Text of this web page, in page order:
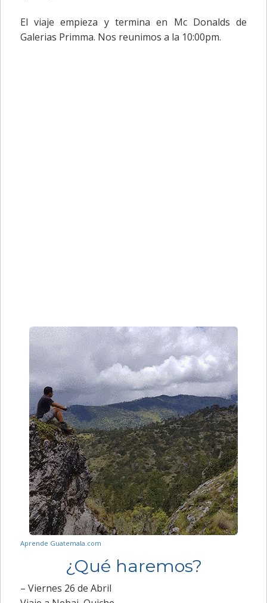
El viaje empieza y termina en Mc Donalds de
Galerias Primma. Nos reunimos a la 10:00pm.
Aprende Guatemala.com
¿Qué haremos?
– Viernes 26 de Abril